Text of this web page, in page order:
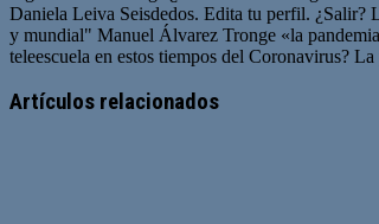
Daniela Leiva Seisdedos. Edita tu perfil. ¿Salir?
y mundial" Manuel Álvarez Tronge «la
teleescuela en estos tiempos del Coronavirus?
Artículos relacionados